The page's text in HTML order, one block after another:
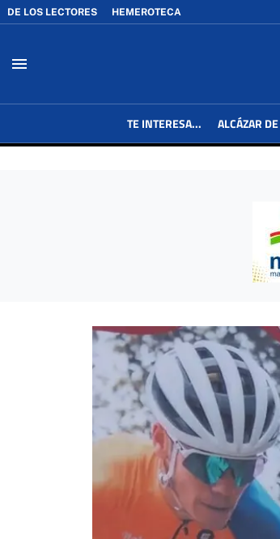
DE LOS LECTORES HEMEROTECA
menu
TE INTERESA... ALCÁZAR